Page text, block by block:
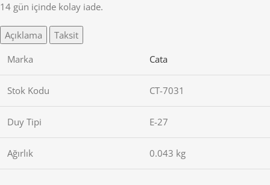
14 gün içinde kolay iade.
Açıklama
Taksit
Marka
Cata
Stok Kodu CT-7031
Duy Tipi E-27
Ağırlık 0.043 kg